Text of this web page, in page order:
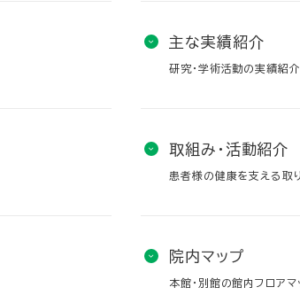
主な実績紹介
研究・学術活動の実績紹
取組み・活動紹介
患者様の健康を支える取
院内マップ
本館・別館の館内フロア